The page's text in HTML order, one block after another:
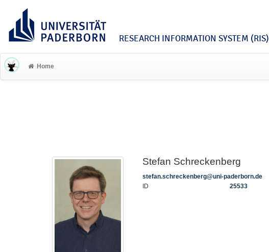
RESEARCH INFORMATION SYSTEM (RIS)
Home
Stefan Schreckenberg
stefan.schreckenberg@uni-paderborn.de
ID
25533